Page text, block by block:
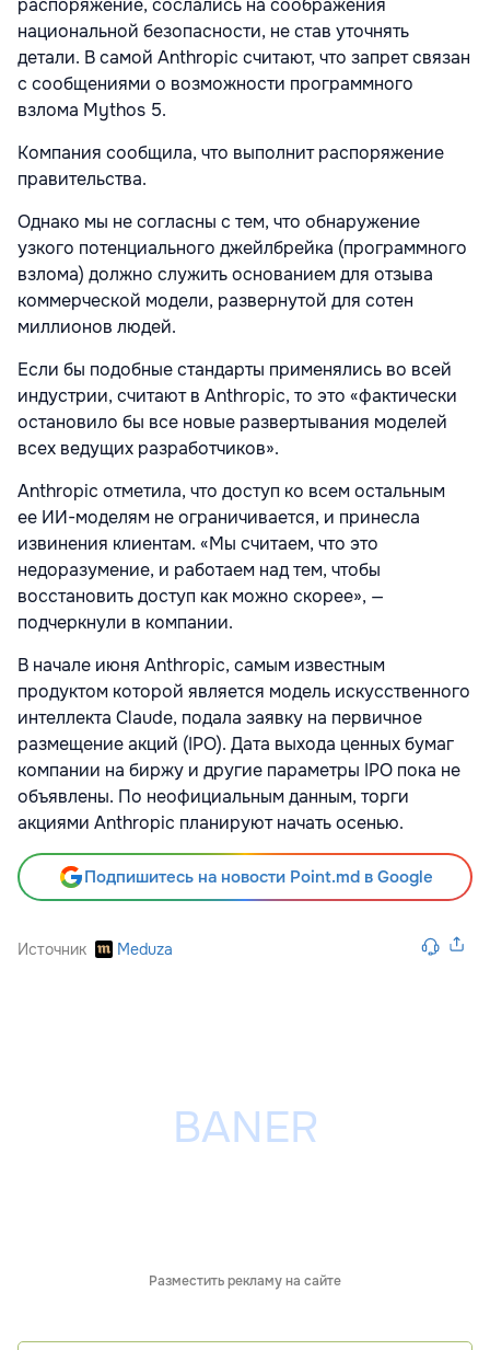
распоряжение, сослались на соображения
национальной безопасности, не став уточнять
детали. В самой Anthropic считают, что запрет связан
с сообщениями о возможности программного
взлома Mythos 5.
Компания сообщила, что выполнит распоряжение
правительства.
Однако мы не согласны с тем, что обнаружение
узкого потенциального джейлбрейка (программного
взлома) должно служить основанием для отзыва
коммерческой модели, развернутой для сотен
миллионов людей.
Если бы подобные стандарты применялись во всей
индустрии, считают в Anthropic, то это «фактически
остановило бы все новые развертывания моделей
всех ведущих разработчиков».
Anthropic отметила, что доступ ко всем остальным
ее ИИ-моделям не ограничивается, и принесла
извинения клиентам. «Мы считаем, что это
недоразумение, и работаем над тем, чтобы
восстановить доступ как можно скорее», —
подчеркнули в компании.
В начале июня Anthropic, самым известным
продуктом которой является модель искусственного
интеллекта Сlaude, подала заявку на первичное
размещение акций (IPO). Дата выхода ценных бумаг
компании на биржу и другие параметры IPO пока не
объявлены. По неофициальным данным, торги
акциями Anthropic планируют начать осенью.
Подпишитесь на новости Point.md в Google
Источник Meduza
Разместить рекламу на сайте